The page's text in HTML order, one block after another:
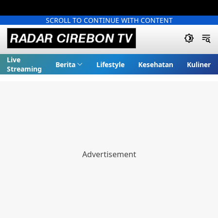
SCROLL TO CONTINUE WITH CONTENT
Live
Streaming
Berita Lifestyle Kesehatan Kuliner